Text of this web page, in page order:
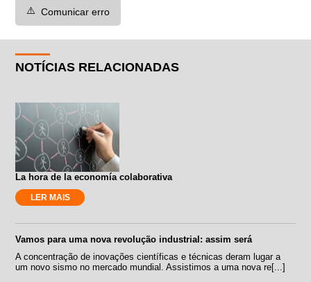
⚠️ Comunicar erro
NOTÍCIAS RELACIONADAS
La hora de la economía colaborativa
LER MAIS
Vamos para uma nova revolução industrial: assim será
A concentração de inovações científicas e técnicas deram lugar a
um novo sismo no mercado mundial. Assistimos a uma nova re[...]